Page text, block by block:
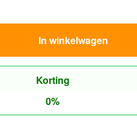
In winkelwagen
Korting
0%